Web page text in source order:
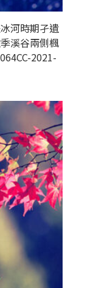
河時期孑遺
溪谷兩側楓
2021-